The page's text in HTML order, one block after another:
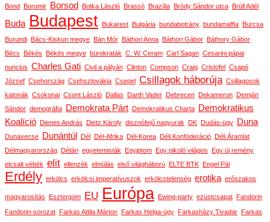
Bond
Boromir Borsod Botka László Brassó Brazília Bródy Sándor utca Brüll Adél
Buda Budapest Bukarest Bulgária bundabotrány bundamaffia Burcsa
Burundi Bács-Kiskun megye Bán Mór Báthori Anna Báthori Gábor
Báthory Gábor
Bécs
Békés Békés megye bürokraták C. W. Ceram Carl Sagan Cesarini pápai
nuncius Charles Gati Civil a pályán Clinton Compson Craig Cristofel
Csapó
József Csehország Csehszlovákia Csepel Csillagok háborúja Csillagosok
katonák Csokonai Csont László Dallas Darth Vader Debrecen Dekameron
Demján
Sándor demográfia Demokrata Párt Demokratikus Charta
Demokratikus
Koalíció
Dienes András Dietz Károly disznófejű nagyurak DK Dudás-ügy Duna
Dunavecse Dunántúl Dél Dél-Afrika Dél-Korea Déli Konföderáció
Déli Áramlat
Délmagyarország
Détári egyetemisták Egyiptom Egy pikoló világos
Egy új remény
elcsalt vébék elit ellenzék elmúlás első világháború ELTE BTK Engel Pál
Erdély erkölcs erkölcsi imperatívuszok erkölcstelenség erotika erőszakos
magyarosítás Esztergom EU Európa Ewing-party ezüstcsapat Fandorin
Fandorin-sorozat Farkas Attila Márton Farkas Helga-ügy Farkasházy Tivadar Farkas